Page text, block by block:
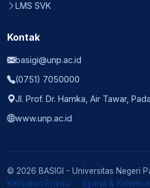
LMS SVK
Kontak
basigi@unp.ac.id
(0751) 7050000
Jl. Prof. Dr. Hamka, Air Tawar,
www.unp.ac.id
© 2026 BASIGI - Universitas Negeri
Kebijakan Privasi
Syarat &